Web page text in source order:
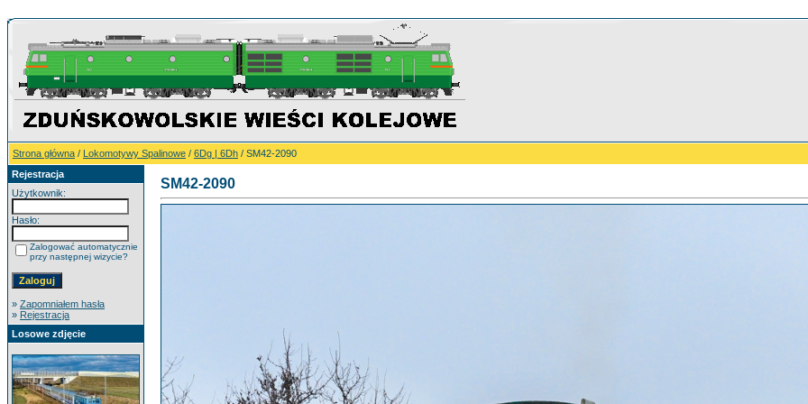
Strona główna / Lokomotywy Spalinowe / 6Dg | 6Dh / SM42-2090
Rejestracja
Użytkownik:
Hasło:
Zalogować automatycznie
przy następnej wizycie?
» Zapomniałem hasła
» Rejestracja
Losowe zdjęcie
SM42-2090